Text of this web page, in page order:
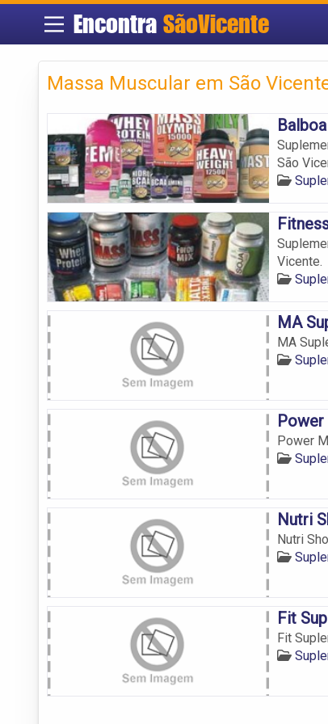
Encontra SãoVicente
Massa Muscular em São
São
Vicente.
MA
MA
Power
Nutri
Nutri
Fit
Fit